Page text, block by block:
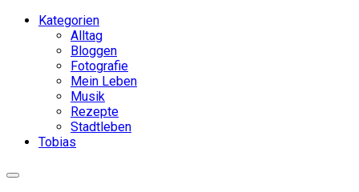
Kategorien
Alltag
Bloggen
Fotografie
Mein Leben
Musik
Rezepte
Stadtleben
Tobias